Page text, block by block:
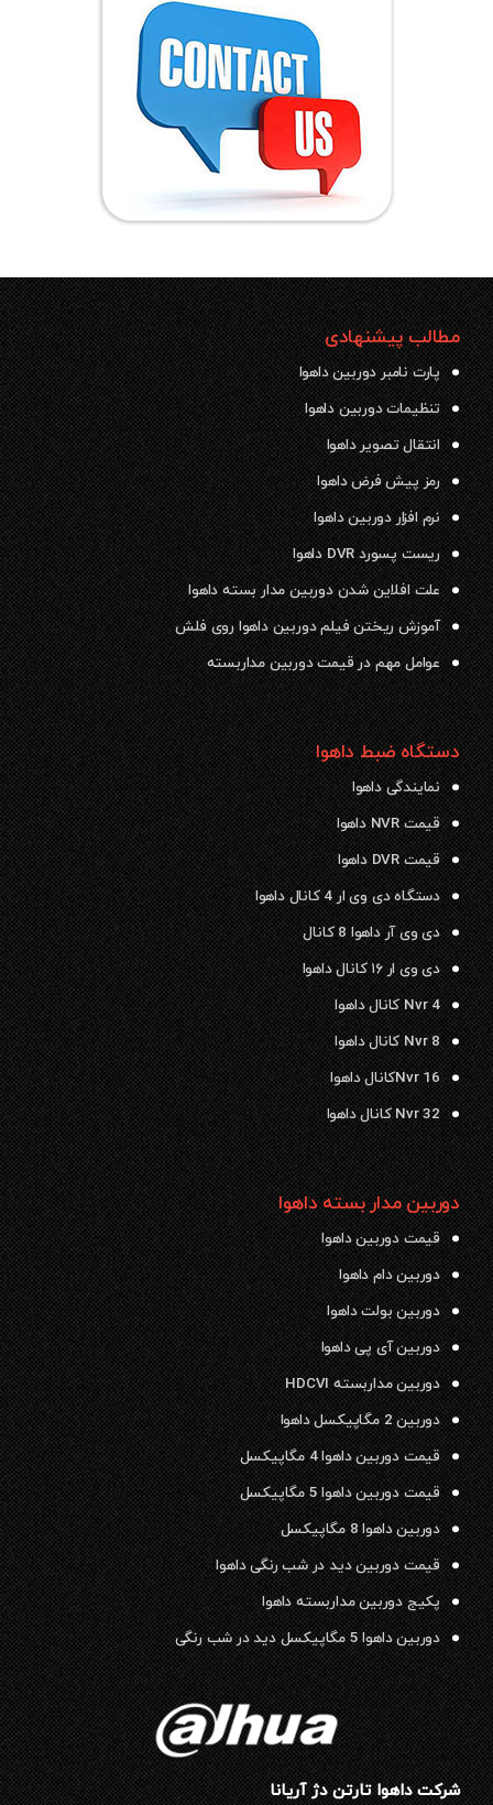
مطالب پیشنهادی
پارت نامبر دوربین داهوا
تنظیمات دوربین داهوا
انتقال تصویر داهوا
رمز پیش فرض داهوا
نرم افزار دوربین داهوا
ریست پسورد DVR داهوا
علت افلاین شدن دوربین مدار بسته داهوا
آموزش ریختن فیلم دوربین داهوا روی فلش
عوامل مهم در قیمت دوربین مداربسته
دستگاه ضبط داهوا
نمایندگی داهوا
قیمت NVR داهوا
قیمت DVR داهوا
دستگاه دی وی ار 4 کانال داهوا
دی وی آر داهوا 8 کانال
دی وی ار ۱۶ کانال داهوا
Nvr 4 کانال داهوا
Nvr 8 کانال داهوا
Nvr 16کانال داهوا
Nvr 32 کانال داهوا
دوربین مدار بسته داهوا
قیمت دوربین داهوا
دوربین دام داهوا
دوربین بولت داهوا
دوربین آی پی داهوا
دوربین مداربسته HDCVI
دوربین 2 مگاپیکسل داهوا
قیمت دوربین داهوا 4 مگاپیکسل
قیمت دوربین داهوا 5 مگاپیکسل
دوربین داهوا 8 مگاپیکسل
قیمت دوربین دید در شب رنگی داهوا
پکیج دوربین مداربسته داهوا
دوربین داهوا 5 مگاپیکسل دید در شب رنگی
شرکت داهوا تارتن دژ آریانا